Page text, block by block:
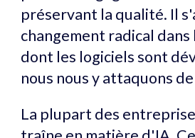
préservant la qualité. Il
changement radical dans
dont les logiciels sont
nous nous y attaquons
La plupart des